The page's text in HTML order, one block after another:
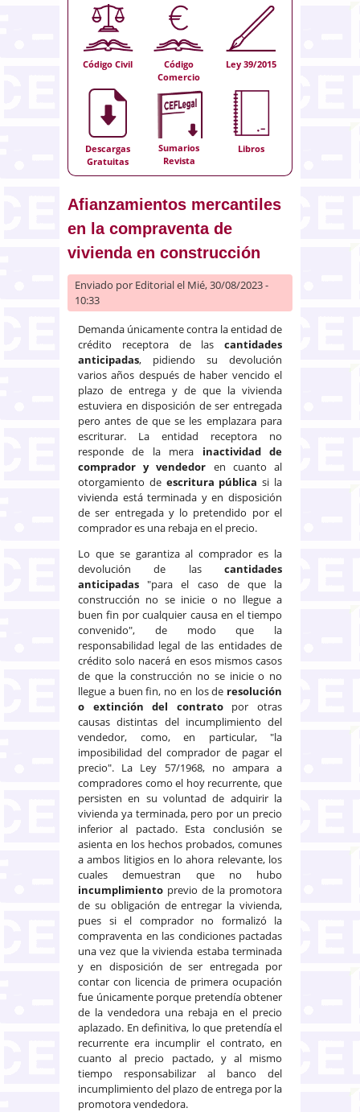
Código Civil
Código
Comercio
Ley 39/2015
Descargas
Gratuitas
Sumarios
Revista
Libros
Afianzamientos mercantiles
en la compraventa de
vivienda en construcción
Enviado por Editorialel Mié, 30/08/2023 -
10:33
Demanda únicamente contra la entidad de
crédito receptora de las cantidades
anticipadas, pidiendo su devolución
varios años después de haber vencido el
plazo de entrega y de que la vivienda
estuviera en disposición de ser entregada
pero antes de que se les emplazara para
escriturar. La entidad receptora no
responde de la mera inactividad de
comprador y vendedor en cuanto al
otorgamiento de escritura pública si la
vivienda está terminada y en disposición
de ser entregada y lo pretendido por el
comprador es una rebaja en el precio.
Lo que se garantiza al comprador es la
devolución de las cantidades
anticipadas "para el caso de que la
construcción no se inicie o no llegue a
buen fin por cualquier causa en el tiempo
convenido", de modo que la
responsabilidad legal de las entidades de
crédito solo nacerá en esos mismos casos
de que la construcción no se inicie o no
llegue a buen fin, no en los de resolución
o extinción del contratopor otras
causas distintas del incumplimiento del
vendedor, como, en particular, "la
imposibilidad del comprador de pagar el
precio". La Ley 57/1968, no ampara a
compradores como el hoy recurrente, que
persisten en su voluntad de adquirir la
vivienda ya terminada, pero por un precio
inferior al pactado. Esta conclusión se
asienta en los hechos probados, comunes
a ambos litigios en lo ahora relevante, los
cuales demuestran que no hubo
incumplimiento previo de la promotora
de su obligación de entregar la vivienda,
pues si el comprador no formalizó la
compraventa en las condiciones pactadas
una vez que la vivienda estaba terminada
y en disposición de ser entregada por
contar con licencia de primera ocupación
fue únicamente porque pretendía obtener
de la vendedora una rebaja en el precio
aplazado. En definitiva, lo que pretendía el
recurrente era incumplir el contrato, en
cuanto al precio pactado, y al mismo
tiempo responsabilizar al banco del
incumplimiento del plazo de entrega por la
promotora vendedora.